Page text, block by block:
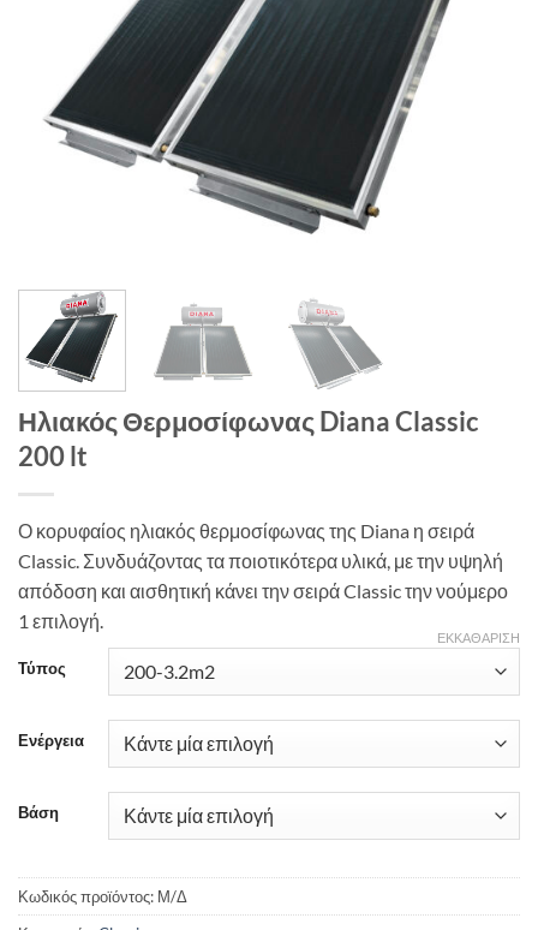
Ηλιακός Θερμοσίφωνας Diana Classic
200 lt
Ο κορυφαίος ηλιακός θερμοσίφωνας της Diana η σειρά
Classic. Συνδυάζοντας τα ποιοτικότερα υλικά, με την υψηλή
απόδοση και αισθητική κάνει την σειρά Classic την νούμερο
1 επιλογή.
Τύπος
Ενέργεια
Βάση
ΕΚΚΑΘΆΡΙΣΗ
Κωδικός προϊόντος: Μ/Δ